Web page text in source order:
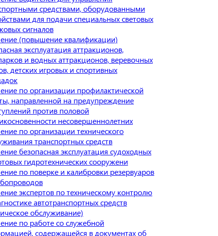
средствами, оборудованными
для подачи специальных световых
сигналов
(повышение квалификации)
эксплуатация аттракционов,
и водных аттракционов, веревочных
детских игровых и спортивных
по организации профилактической
направленной на предупреждение
против половой
несовершеннолетних
по организации технического
транспортных средств
безопасная эксплуатация судоходных
гидротехнических сооружени
по поверке и калибровки резервуаров
экспертов по техническому контролю
автотранспортных средств
обслуживание)
по работе со служебной
содержащейся в документах об